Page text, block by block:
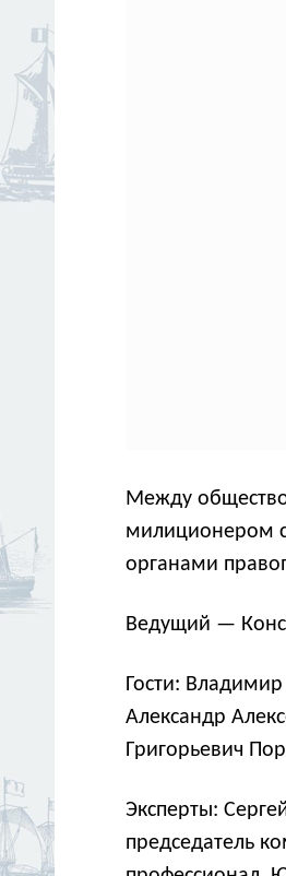
Между
милиционером
органами
Ведущий —
Гости:
Александр
Григорьевич
Эксперты:
председатель